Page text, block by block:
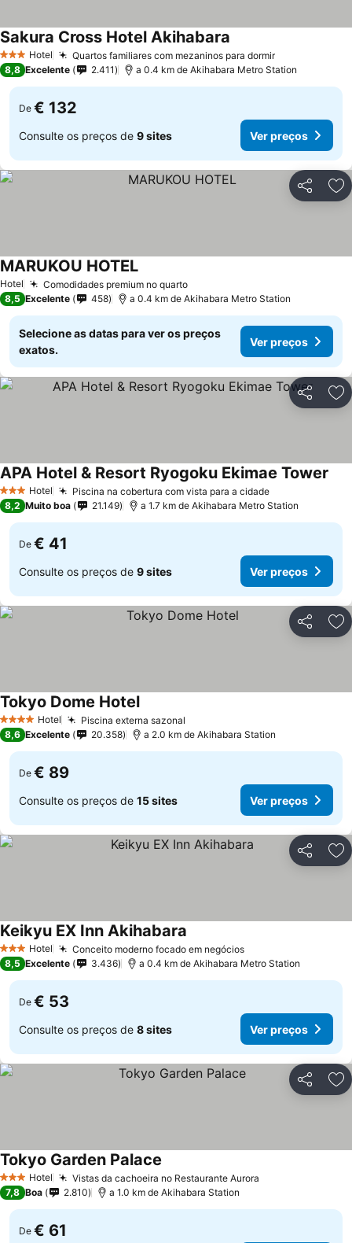
3 EstrelasHotel Quartos familiares com mezaninos para dormir
Sakura Cross Hotel Akihabara
8,8 Excelente 2.411 a 0.4 km de Akihabara Metro Station
De € 132
Consulte os preços de 9 sites Ver preços
Partilhar
Hotel Comodidades premium no quarto
MARUKOU HOTEL
8,5 Excelente 458 a 0.4 km de Akihabara Metro Station
Selecione as datas para ver os preços
exatos.
Ver preços
Partilhar
3 EstrelasHotel Piscina na cobertura com vista para a cidade
APA Hotel & Resort Ryogoku Ekimae Tower
8,2 Muito boa 21.149 a 1.7 km de Akihabara Metro Station
De € 41
Consulte os preços de 9 sites Ver preços
Partilhar
4 EstrelasHotel Piscina externa sazonal
Tokyo Dome Hotel
8,6 Excelente 20.358 a 2.0 km de Akihabara Station
De € 89
Consulte os preços de 15 sites Ver preços
Partilhar
3 EstrelasHotel Conceito moderno focado em negócios
Keikyu EX Inn Akihabara
8,5 Excelente 3.436 a 0.4 km de Akihabara Metro Station
De € 53
Consulte os preços de 8 sites Ver preços
Partilhar
3 EstrelasHotel Vistas da cachoeira no Restaurante Aurora
Tokyo Garden Palace
7,8 Boa 2.810 a 1.0 km de Akihabara Station
De € 61